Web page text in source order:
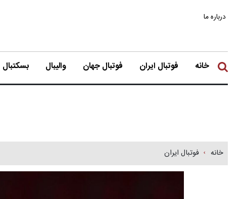
درباره ما
خانه فوتبال ایران فوتبال جهان والیبال بسکتبال
خانه فوتبال ایران